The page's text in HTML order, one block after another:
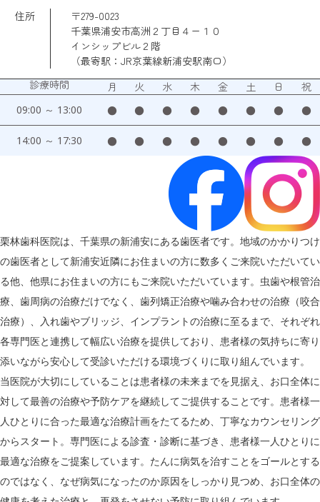
住所
〒279-0023
千葉県浦安市高洲２丁目４ー１０
インシップビル２階
（最寄駅：JR京葉線新浦安駅南口）
診療時間
月 火 水 木 金 土 日 祝
09:00 ～ 13:00 ● ● ● ● ● ● ● ●
14:00 ～ 17:30 ● ● ● ● ● ● ● ●
栗林歯科医院は、千葉県の新浦安にある歯医者です。地域のかかりつけ
の歯医者として新浦安近隣にお住まいの方に数多くご来院いただいてい
る他、他県にお住まいの方にもご来院いただいています。虫歯や根管治
療、歯周病の治療だけでなく、歯列矯正治療や噛み合わせの治療（咬合
治療）、入れ歯やブリッジ、インプラントの治療に至るまで、それぞれ
各専門医と連携して幅広い治療を提供しており、患者様の気持ちに寄り
添いながら安心して受診いただける環境づくりに取り組んでいます。
当医院が大切にしていることは患者様の未来までを見据え、お口全体に
対して最善の治療や予防ケアを継続してご提供することです。患者様一
人ひとりに合った最適な治療計画をたてるため、丁寧なカウンセリング
からスタート。専門医による診査・診断に基づき、患者様一人ひとりに
最適な治療をご提案しています。たんに病気を治すことをゴールとする
のではなく、なぜ病気になったのか原因をしっかり見つめ、お口全体の